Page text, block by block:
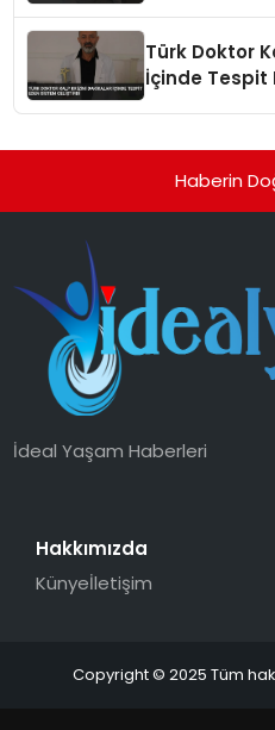
Türk Doktor
İçinde Tespit
Haberin
İdeal Yaşam Haberleri
Hakkımızda
Künyeİletişim
Copyright © 2025 Tüm